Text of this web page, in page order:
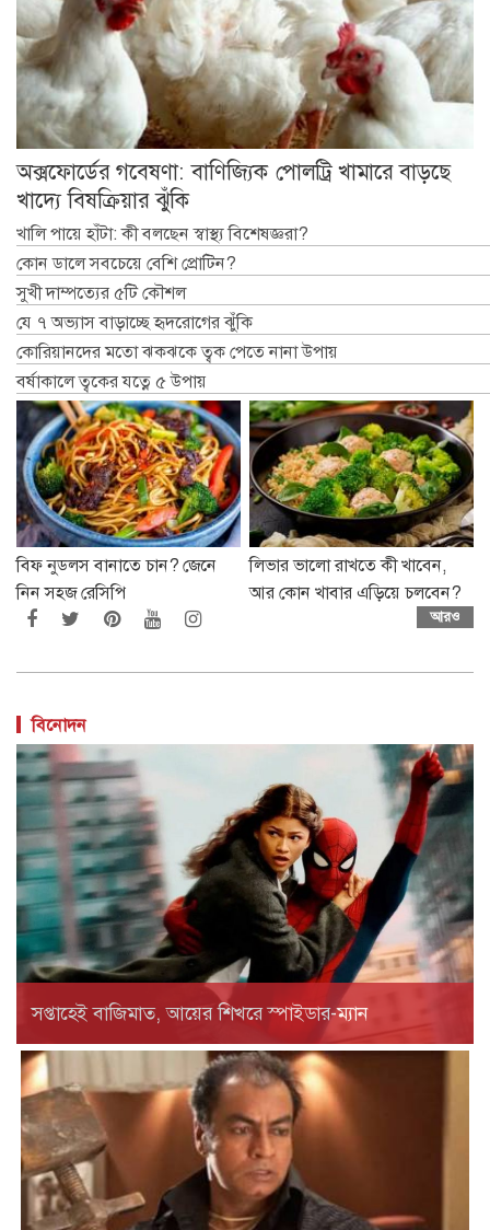
অক্সফোর্ডের গবেষণা: বাণিজ্যিক পোলট্রি খামারে বাড়ছে
খাদ্যে বিষক্রিয়ার ঝুঁকি
খালি পায়ে হাঁটা: কী বলছেন স্বাস্থ্য বিশেষজ্ঞরা?
কোন ডালে সবচেয়ে বেশি প্রোটিন?
সুখী দাম্পত্যের ৫টি কৌশল
যে ৭ অভ্যাস বাড়াচ্ছে হৃদরোগের ঝুঁকি
কোরিয়ানদের মতো ঝকঝকে ত্বক পেতে নানা উপায়
বর্ষাকালে ত্বকের যত্নে ৫ উপায়
বিফ নুডলস বানাতে চান? জেনে
নিন সহজ রেসিপি
লিভার ভালো রাখতে কী খাবেন,
আর কোন খাবার এড়িয়ে চলবেন?
আরও
বিনোদন
সপ্তাহেই বাজিমাত, আয়ের শিখরে স্পাইডার-ম্যান